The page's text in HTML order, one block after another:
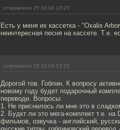
отправлено 25.10.04 13:23
Есть у меня их кассетка - "Oxalis
неинтересная песня на кассете. Т.е.
отправлено 25.10.04 13:23
Дорогой тов. Гоблин. К вопросу
новому году будет подарочный
переводе. Вопросы:
1. Не приснилось ли мне это в
2. Будкт ли это мега-комплект т.е.
фильмов, озвучка - английский,